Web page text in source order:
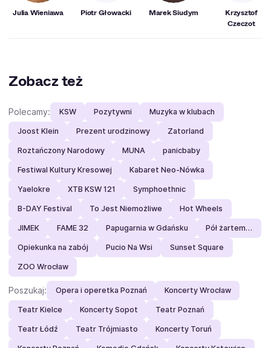
Julia Wieniawa Piotr Głowacki Marek Siudym
Krzysztof
Czeczot
Zobacz też
Polecamy: KSW Pozytywni Muzyka w klubach
Joost Klein Prezent urodzinowy Zatorland
Roztańczony Narodowy MUNA panicbaby
Festiwal Kultury Kresowej Kabaret Neo-Nówka
Yaelokre XTB KSW 121 Symphoethnic
B-DAY Festival To Jest Niemożliwe Hot Wheels
JIMEK FAME 32 Papugarnia w Gdańsku Pół żartem…
Opiekunka na zabój Pucio Na Wsi Sunset Square
ZOO Wrocław
Poszukaj: Opera i operetka Poznań Koncerty Wrocław
Teatr Kielce Koncerty Sopot Teatr Poznań
Teatr Łódź Teatr Trójmiasto Koncerty Toruń